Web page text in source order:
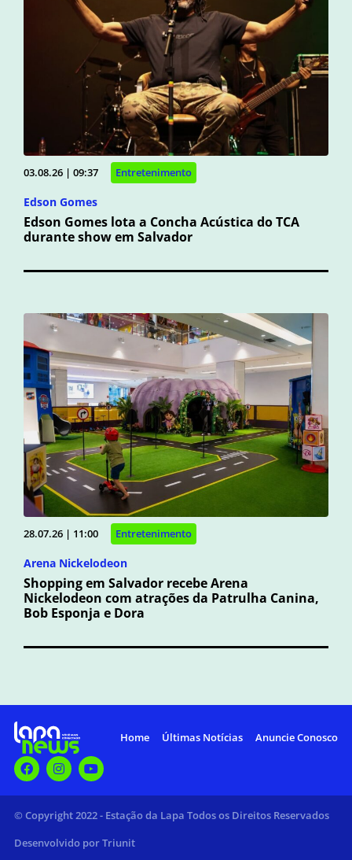
03.08.26 | 09:37 Entretenimento
Edson Gomes
Edson Gomes lota a Concha Acústica do TCA
durante show em Salvador
28.07.26 | 11:00 Entretenimento
Arena Nickelodeon
Shopping em Salvador recebe Arena
Nickelodeon com atrações da Patrulha Canina,
Bob Esponja e Dora
Home Últimas Notícias Anuncie Conosco
© Copyright 2022 - Estação da Lapa Todos os Direitos Reservados
Desenvolvido por Triunit